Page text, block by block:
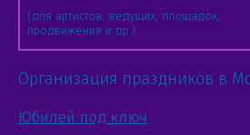
(для артистов, ведущих, площадок,
продвижения и др.)
Организация праздников в
Юбилей под ключ